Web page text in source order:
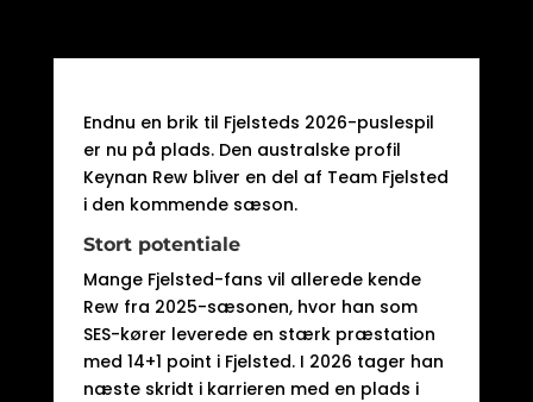
Endnu en brik til Fjelsteds 2026-puslespil
er nu på plads. Den australske profil
Keynan Rew bliver en del af Team Fjelsted
i den kommende sæson.
Stort potentiale
Mange Fjelsted-fans vil allerede kende
Rew fra 2025-sæsonen, hvor han som
SES-kører leverede en stærk præstation
med 14+1 point i Fjelsted. I 2026 tager han
næste skridt i karrieren med en plads i